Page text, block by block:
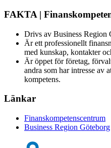
FAKTA |
Drivs av Business Region
Är ett professionellt
med kunskap, kontakter
Är öppet för företag,
andra som har intresse av
kompetens.
Länkar
Finanskompetenscentrum
Business Region Göteborg